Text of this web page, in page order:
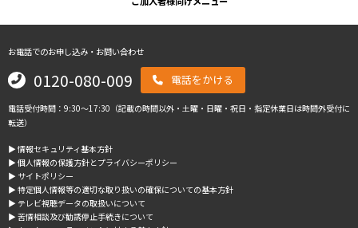
お電話でのお申し込み・お問い合わせ
0120-080-009 電話をかける
電話受付時間：9:30～17:30（記載の時間以外・土曜・日曜・祝日・指定休業日は時間外受付に
転送）
▶︎ 情報セキュリティ基本方針
▶︎ 個人情報の保護方針とプライバシーポリシー
▶︎ サイトポリシー
▶︎ 特定個人情報等の適切な取り扱いの確保についての基本方針
▶︎ テレビ視聴データの取扱いについて
▶︎ 苦情相談及び勧誘停止手続きについて